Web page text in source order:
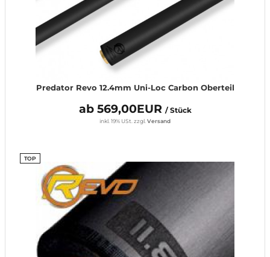
Predator Revo 12.4mm Uni-Loc Carbon Oberteil
ab 569,00EUR / Stück
inkl. 19% USt. zzgl. Versand
TOP